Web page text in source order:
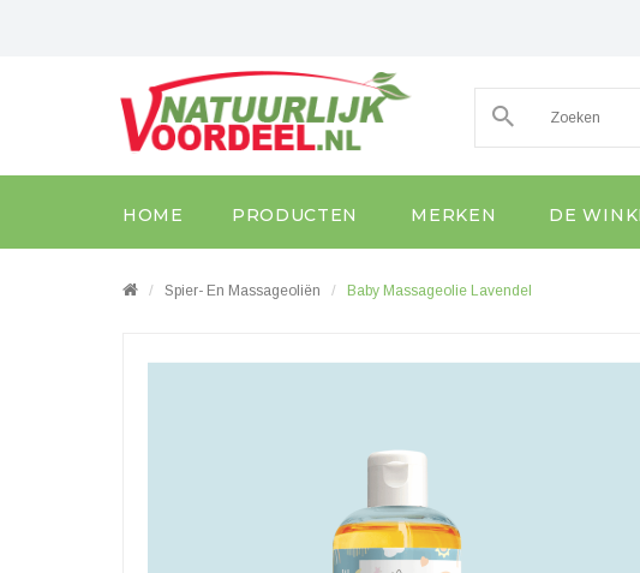
HOME PRODUCTEN MERKEN DE
Spier- En Massageoliën Baby Massageolie Lavendel